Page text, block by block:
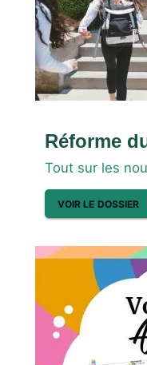
Réforme
Tout sur les
VOIR LE DOSSIER